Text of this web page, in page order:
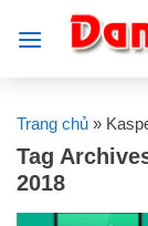
Trang chủ »
Tag
2018